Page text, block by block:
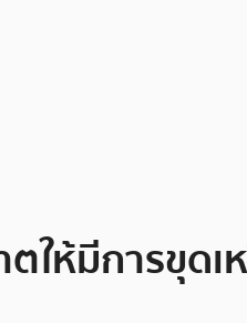
ให้มีการขุด